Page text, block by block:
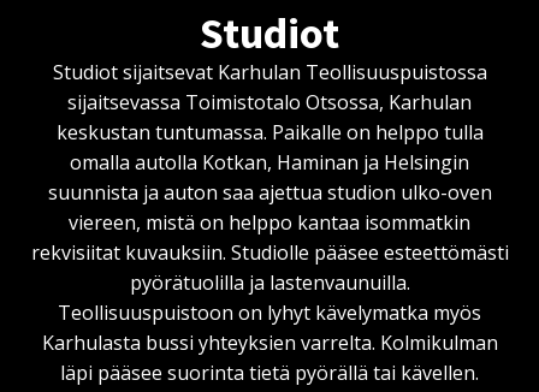
Studiot
Studiot sijaitsevat Karhulan Teollisuuspuistossa
sijaitsevassa Toimistotalo Otsossa, Karhulan
keskustan tuntumassa. Paikalle on helppo tulla
omalla autolla Kotkan, Haminan ja Helsingin
suunnista ja auton saa ajettua studion ulko-oven
viereen, mistä on helppo kantaa isommatkin
rekvisiitat kuvauksiin. Studiolle pääsee esteettömästi
pyörätuolilla ja lastenvaunuilla.
Teollisuuspuistoon on lyhyt kävelymatka myös
Karhulasta bussi yhteyksien varrelta. Kolmikulman
läpi pääsee suorinta tietä pyörällä tai kävellen.